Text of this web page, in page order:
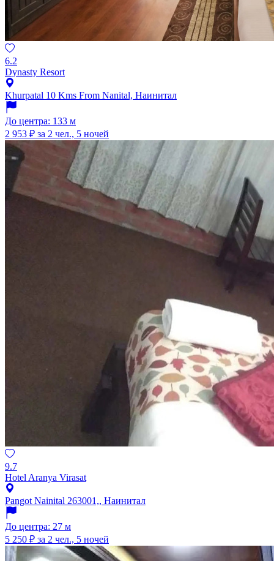
6.2
Dynasty Resort
Khurpatal 10 Kms From Nanital, Наинитал
До центра: 133 м
2 953 ₽ за 2 чел., 5 ночей
9.7
Hotel Aranya Virasat
Pangot Nainital 263001,, Наинитал
До центра: 27 м
5 250 ₽ за 2 чел., 5 ночей